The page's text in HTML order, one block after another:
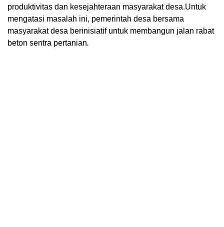
produktivitas dan kesejahteraan masyarakat desa.Untuk
mengatasi masalah ini, pemerintah desa bersama
masyarakat desa berinisiatif untuk membangun jalan rabat
beton sentra pertanian.